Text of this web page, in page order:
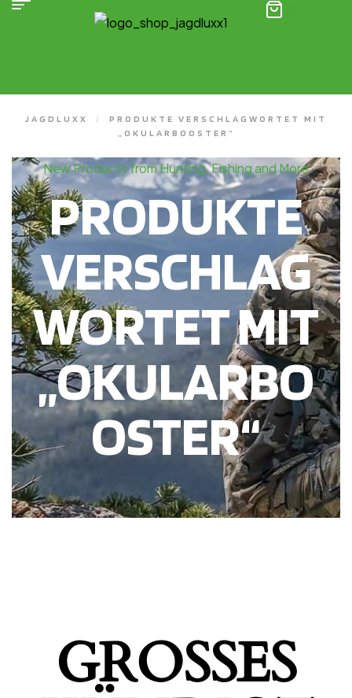
JAGDLUXX /
PRODUKTE VERSCHLAGWORTET MIT
„OKULARBOOSTER“
New Products from Hunting, Fishing and More
PRODUKTE
VERSCHLAG
WORTET MIT
„OKULARBO
OSTER“
GROSSES K